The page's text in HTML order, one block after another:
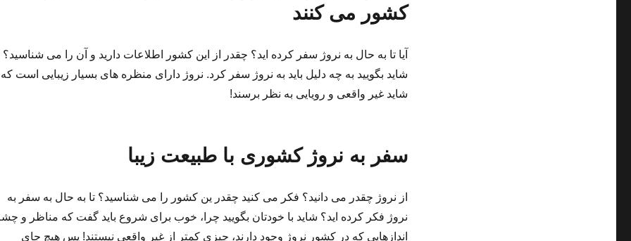
کشور می کنند
آیا تا به حال به نروژ سفر کرده اید؟ چقدر از این کشور اطلاعات دارید و آن را می شناسید؟
شاید بگویید به چه دلیل باید به نروژ سفر کرد. نروژ دارای منظره های بسیار زیبایی است که
شاید غیر واقعی و رویایی به نظر برسند!
سفر به نروژ کشوری با طبیعت زیبا
از نروژ چقدر می دانید؟ فکر می کنید چقدر ین کشور را می شناسید؟ تا به حال به سفر به
نروژ فکر کرده اید؟ شاید با خودتان بگویید چرا، خوب برای شروع باید گفت که مناظر و
اندازهایی که در کشور نروژ وجود دارند، چیزی کمتر از غیر واقعی نیستند! پس هیچ جای